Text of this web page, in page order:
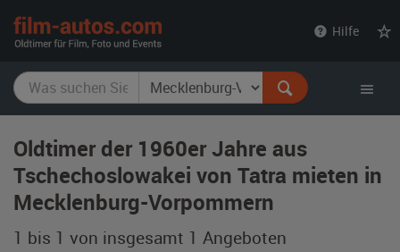
Hilfe
Oldtimer der 1960er Jahre aus
Tschechoslowakei von Tatra mieten in
Mecklenburg-Vorpommern
1 bis 1 von insgesamt 1 Angeboten